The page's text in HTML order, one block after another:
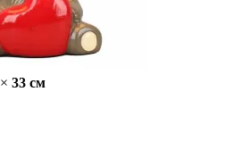
× 33 cм